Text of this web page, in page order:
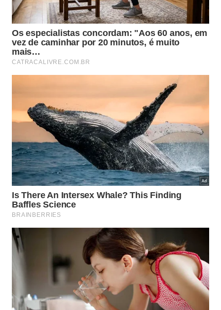
indicaram que tomates e soja, separadamente ou
em conjunto, podem influenciar processos
inflamatórios e metabólicos relacionados à
obesidade e outras doenças crônicas.
“Já existem evidências convincentes suficientes de
modular a inflamação, e por isso decidimos testar
isso em humanos”, disse Cooperstone.
Ensaios clínicos em humanos revelam redução da
inflamação.
O estudo envolveu 12 adultos saudáveis ​​com